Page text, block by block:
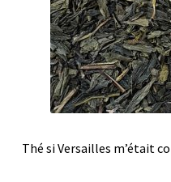
Diffuseurs de parfum
Enfants
Cadeaux de naissance
Thé si Versailles m’était